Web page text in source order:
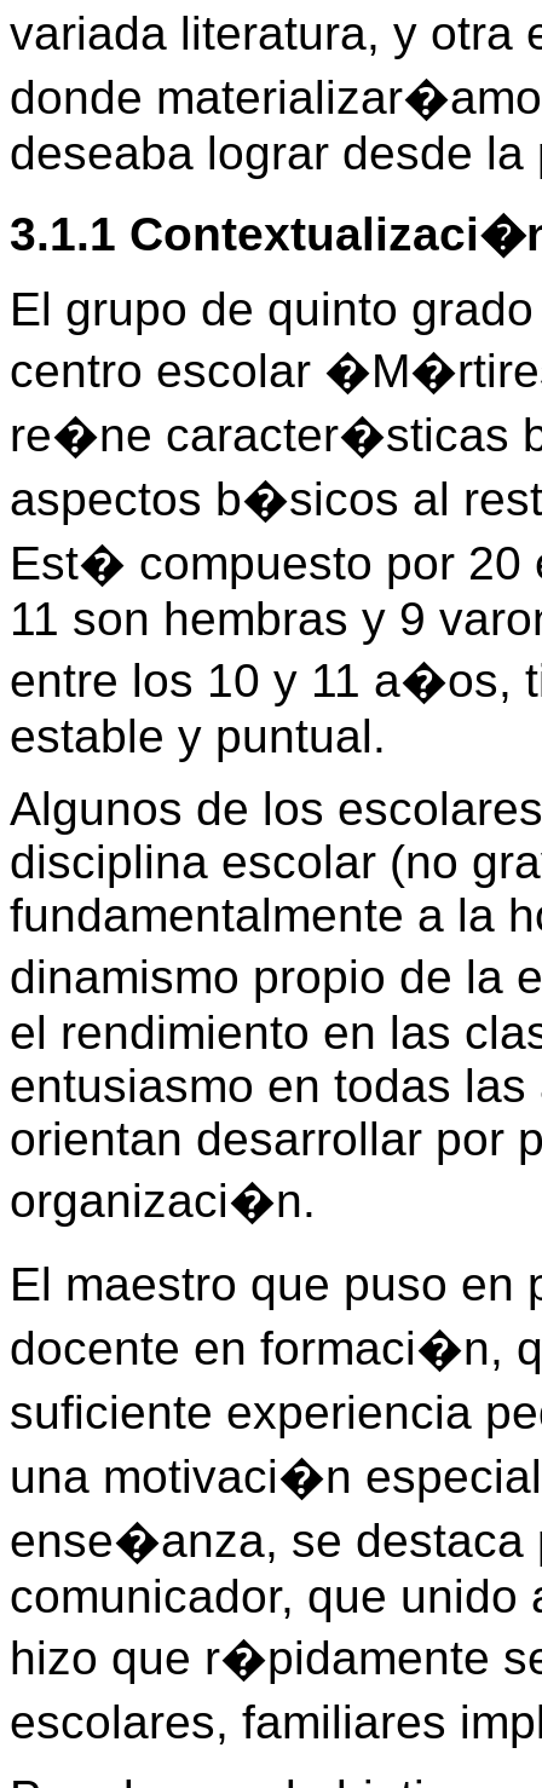
variada literatura, y
donde
deseaba lograr desde la
3.1.1
El grupo de quinto
centro escolar
re�ne caracter�sticas
aspectos b�sicos al
Est� compuesto por 20
11 son hembras y 9
entre los 10 y 11 a�os,
estable y puntual.
Algunos de los
disciplina escolar (no
fundamentalmente a la
dinamismo propio de la
el rendimiento en las
entusiasmo en todas
orientan desarrollar por
organizaci�n.
El maestro que puso
docente en formaci�n,
suficiente experiencia
una motivaci�n
ense�anza, se destaca
comunicador, que unido
hizo que r�pidamente
escolares, familiares